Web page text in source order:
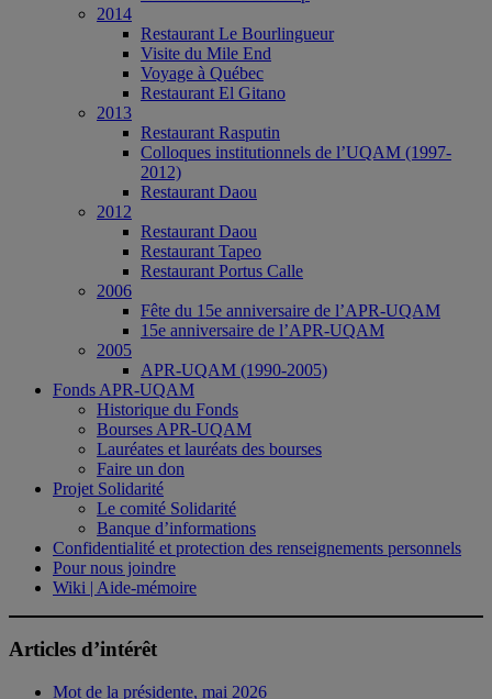
2014
Restaurant Le Bourlingueur
Visite du Mile End
Voyage à Québec
Restaurant El Gitano
2013
Restaurant Rasputin
Colloques institutionnels de l’UQAM (1997-
2012)
Restaurant Daou
2012
Restaurant Daou
Restaurant Tapeo
Restaurant Portus Calle
2006
Fête du 15e anniversaire de l’APR-UQAM
15e anniversaire de l’APR-UQAM
2005
APR-UQAM (1990-2005)
Fonds APR-UQAM
Historique du Fonds
Bourses APR-UQAM
Lauréates et lauréats des bourses
Faire un don
Projet Solidarité
Le comité Solidarité
Banque d’informations
Confidentialité et protection des renseignements personnels
Pour nous joindre
Wiki | Aide-mémoire
Articles d’intérêt
Mot de la présidente, mai 2026